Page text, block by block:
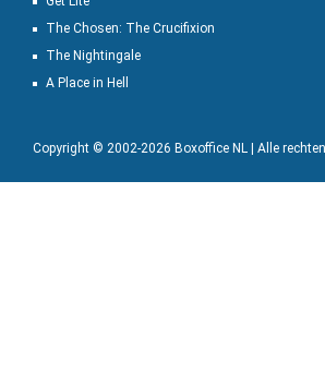
The Chosen: The Crucifixion
The Nightingale
A Place in Hell
Copyright © 2002-2026 Boxoffice NL | Alle